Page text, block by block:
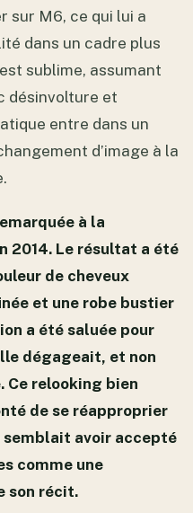
sur M6, ce qui lui a
dans un cadre plus
sublime, assumant
désinvolture et
entre dans un
d’image à la
à la
2014. Le résultat a été
de cheveux
et une robe bustier
a été saluée pour
dégageait, et non
Ce relooking bien
de se réapproprier
semblait avoir accepté
comme une
son récit.